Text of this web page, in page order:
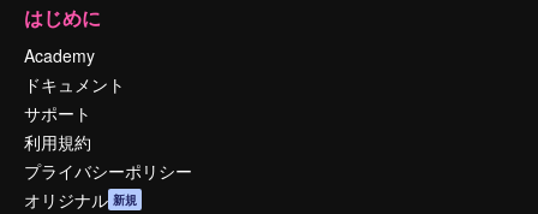
はじめに
Academy
ドキュメント
サポート
利用規約
プライバシーポリシー
オリジナル 新規